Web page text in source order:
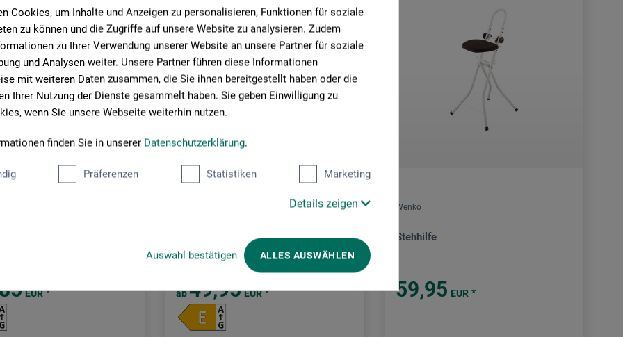
Cookies, um Inhalte und Anzeigen zu personalisieren, Funktionen für soziale
zu können und die Zugriffe auf unsere Website zu analysieren. Zudem
zu Ihrer Verwendung unserer Website an unsere Partner für soziale
und Analysen weiter. Unsere Partner führen diese Informationen
mit weiteren Daten zusammen, die Sie ihnen bereitgestellt haben oder die
Ihrer Nutzung der Dienste gesammelt haben. Sie geben Einwilligung zu
wenn Sie unsere Webseite weiterhin nutzen.
finden Sie in unserer Datenschutzerklärung.
Präferenzen Statistiken Marketing
Details zeigen
Auswahl bestätigen ALLES AUSWÄHLEN
EUR * ab49,95 EUR *
Wenko
Stehhilfe
59,95 EUR *